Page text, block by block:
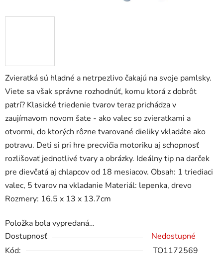
Zvieratká sú hladné a netrpezlivo čakajú na svoje pamlsky.
Viete sa však správne rozhodnúť, komu ktorá z dobrôt
patrí? Klasické triedenie tvarov teraz prichádza v
zaujímavom novom šate - ako valec so zvieratkami a
otvormi, do ktorých rôzne tvarované dieliky vkladáte ako
potravu. Deti si pri hre precvičia motoriku aj schopnosť
rozlišovať jednotlivé tvary a obrázky. Ideálny tip na darček
pre dievčatá aj chlapcov od 18 mesiacov. Obsah: 1 triediaci
valec, 5 tvarov na vkladanie Materiál: lepenka, drevo
Rozmery: 16.5 x 13 x 13.7cm
Položka bola vypredaná…
Dostupnosť
Nedostupné
Kód:
TO1172569